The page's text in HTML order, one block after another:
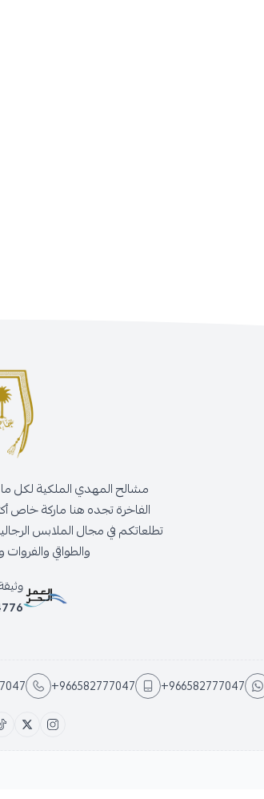
مشالح المهدي الملكية لكل
تطلعاتكم في مجال الملابس
والطواقي والفروات
+966582777047
+966582777047